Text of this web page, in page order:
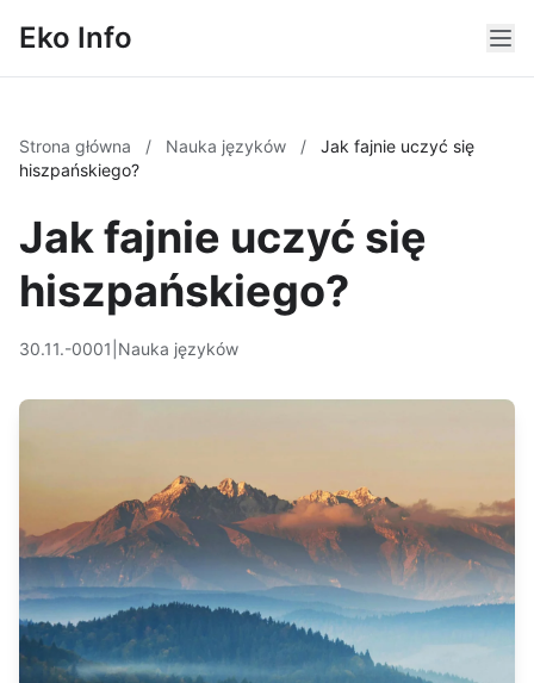
Eko Info
Strona główna / Nauka języków /
Jak fajnie uczyć się
hiszpańskiego?
Jak fajnie uczyć się
hiszpańskiego?
30.11.-0001 Nauka języków